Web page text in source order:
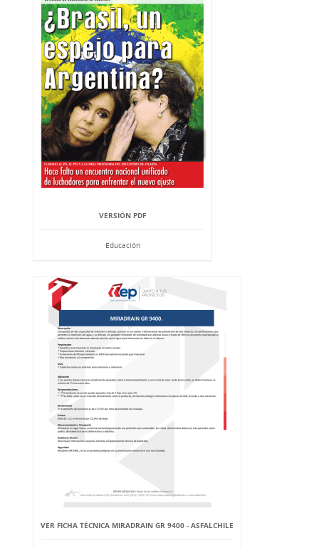
VERSIÓN PDF
Educación
VER FICHA TÉCNICA MIRADRAIN GR 9400 - ASFALCHILE